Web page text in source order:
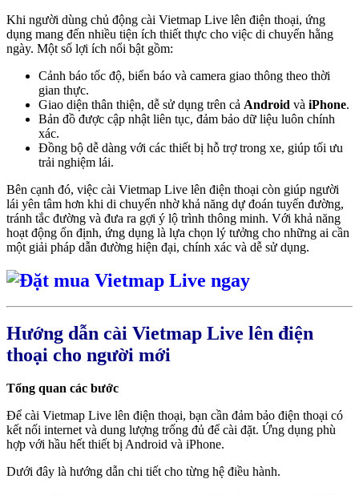
Khi người dùng chủ động cài Vietmap Live lên điện thoại, ứng
dụng mang đến nhiều tiện ích thiết thực cho việc di chuyển hằng
ngày. Một số lợi ích nổi bật gồm:
Cảnh báo tốc độ, biển báo và camera giao thông theo thời
gian thực.
Giao diện thân thiện, dễ sử dụng trên cả Android và iPhone.
Bản đồ được cập nhật liên tục, đảm bảo dữ liệu luôn chính
xác.
Đồng bộ dễ dàng với các thiết bị hỗ trợ trong xe, giúp tối ưu
trải nghiệm lái.
Bên cạnh đó, việc cài Vietmap Live lên điện thoại còn giúp người
lái yên tâm hơn khi di chuyển nhờ khả năng dự đoán tuyến đường,
tránh tắc đường và đưa ra gợi ý lộ trình thông minh. Với khả năng
hoạt động ổn định, ứng dụng là lựa chọn lý tưởng cho những ai cần
một giải pháp dẫn đường hiện đại, chính xác và dễ sử dụng.
Hướng dẫn cài Vietmap Live lên điện
thoại cho người mới
Tổng quan các bước
Để cài Vietmap Live lên điện thoại, bạn cần đảm bảo điện thoại có
kết nối internet và dung lượng trống đủ để cài đặt. Ứng dụng phù
hợp với hầu hết thiết bị Android và iPhone.
Dưới đây là hướng dẫn chi tiết cho từng hệ điều hành.